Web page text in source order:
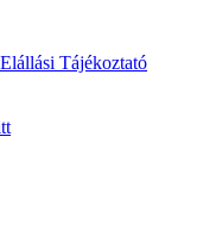
Tájékoztató